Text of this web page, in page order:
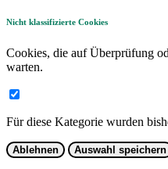
Nicht klassifizierte Cookies
Cookies, die auf Überprüfung
warten.
Für diese Kategorie wurden
Ablehnen Auswahl speichern